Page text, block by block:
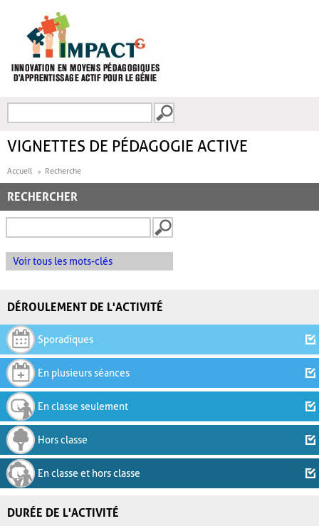
FORMULAIRE DE
VIGNETTES DE PÉDAGOGIE ACTIVE
Accueil Recherche
RECHERCHER
Voir tous les mots-clés
DÉROULEMENT DE L'ACTIVITÉ
Sporadiques
En plusieurs séances
En classe seulement
Hors classe
En classe et hors classe
DURÉE DE L'ACTIVITÉ